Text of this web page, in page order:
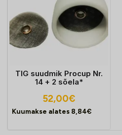
TIG suudmik Procup Nr.
14 + 2 sõela*
52,00€
Kuumakse alates 8,84€